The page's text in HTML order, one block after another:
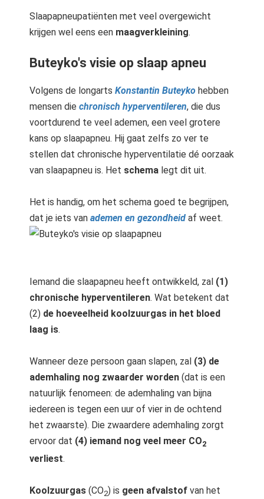
Slaapapneupatiënten met veel overgewicht
krijgen wel eens een maagverkleining.
Buteyko's visie op slaap apneu
Volgens de longarts Konstantin Buteyko hebben
mensen die chronisch hyperventileren, die dus
voortdurend te veel ademen, een veel grotere
kans op slaapapneu. Hij gaat zelfs zo ver te
stellen dat chronische hyperventilatie dé oorzaak
van slaapapneu is. Het schema legt dit uit.
Het is handig, om het schema goed te begrijpen,
dat je iets van ademen en gezondheid af weet.
Iemand die slaapapneu heeft ontwikkeld, zal (1)
chronische hyperventileren. Wat betekent dat
(2) de hoeveelheid koolzuurgas in het bloed
laag is.
Wanneer deze persoon gaan slapen, zal (3) de
ademhaling nog zwaarder worden (dat is een
natuurlijk fenomeen: de ademhaling van bijna
iedereen is tegen een uur of vier in de ochtend
het zwaarste). Die zwaardere ademhaling zorgt
ervoor dat (4) iemand nog veel meer CO2
verliest.
Koolzuurgas (CO2) is geen afvalstof van het